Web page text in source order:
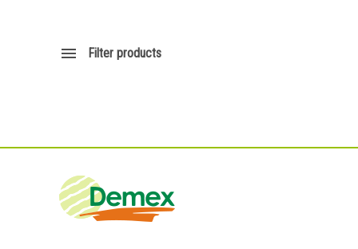
Filter products